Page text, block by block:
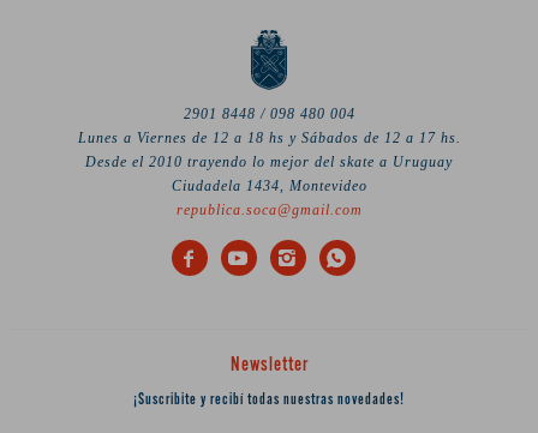
2901 8448 / 098 480 004
Lunes a Viernes de 12 a 18 hs y Sábados de 12 a 17 hs.
Desde el 2010 trayendo lo mejor del skate a Uruguay
Ciudadela 1434, Montevideo
republica.soca@gmail.com
   
Newsletter
¡Suscribite y recibí todas nuestras novedades!